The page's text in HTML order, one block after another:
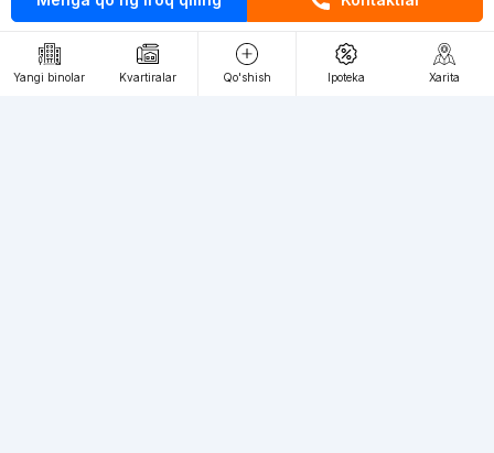
Yangi binolar Kvartiralar Qo'shish Ipoteka Xarita
Kontaktlar
loyiha haqida
Webnow © loyihasi